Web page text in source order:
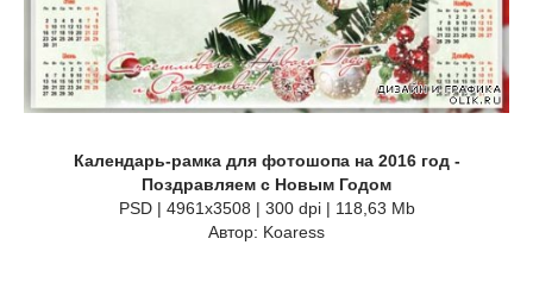
Календарь-рамка для фотошопа на 2016 год -
Поздравляем с Новым Годом
PSD | 4961x3508 | 300 dpi | 118,63 Mb
Автор: Koaress